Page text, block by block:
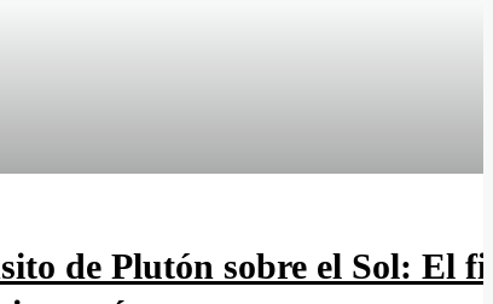
de Plutón sobre el Sol: El